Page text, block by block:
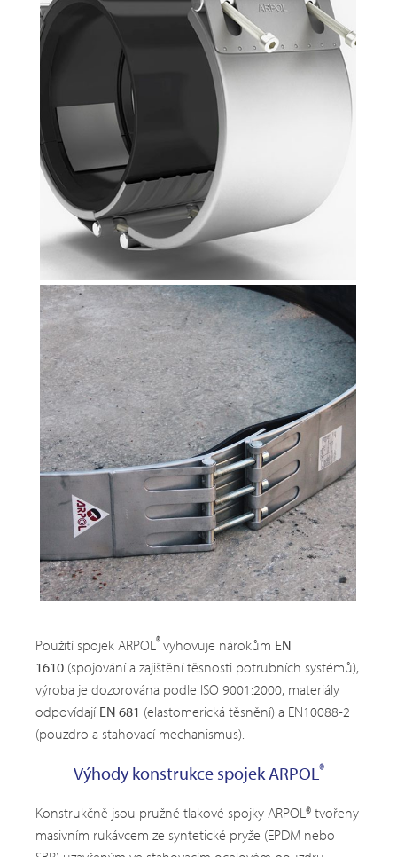
Použití spojek ARPOL® vyhovuje nárokům EN
1610 (spojování a zajištění těsnosti potrubních systémů),
výroba je dozorována podle ISO 9001:2000, materiály
odpovídají EN 681 (elastomerická těsnění) a EN10088-2
(pouzdro a stahovací mechanismus).
Výhody konstrukce spojek ARPOL®
Konstrukčně jsou pružné tlakové spojky ARPOL® tvořeny
masivním rukávcem ze syntetické pryže (EPDM nebo